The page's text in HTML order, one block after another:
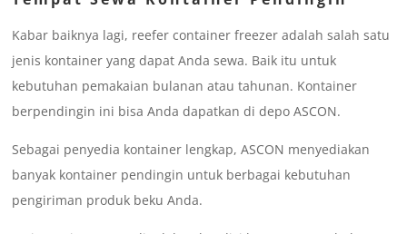
Kabar baiknya lagi, reefer container freezer adalah salah satu
jenis kontainer yang dapat Anda sewa. Baik itu untuk
kebutuhan pemakaian bulanan atau tahunan. Kontainer
berpendingin ini bisa Anda dapatkan di depo ASCON.
Sebagai penyedia kontainer lengkap, ASCON menyediakan
banyak kontainer pendingin untuk berbagai kebutuhan
pengiriman produk beku Anda.